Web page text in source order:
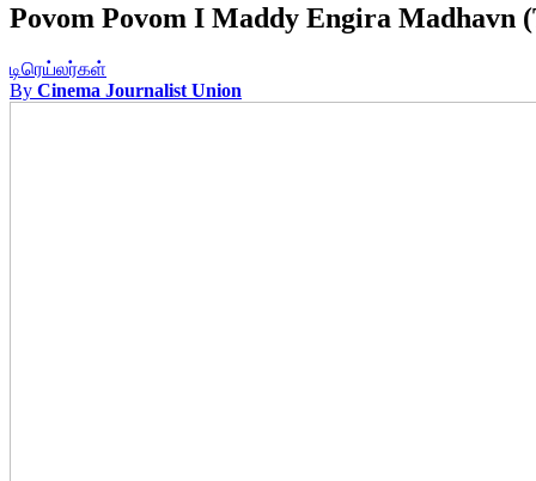
Povom Povom I Maddy Engira Madhavn
டிரெய்லர்கள்
By Cinema Journalist Union